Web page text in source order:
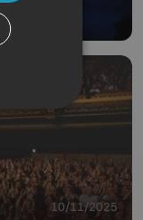
10/11/2025